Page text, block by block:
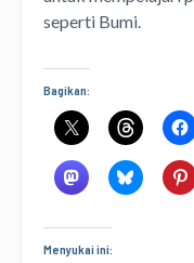
seperti Bumi.
Bagikan:
Menyukai ini: